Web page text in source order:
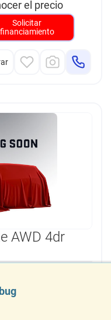
el precio
Solicitar
financiamiento
AWD 4dr